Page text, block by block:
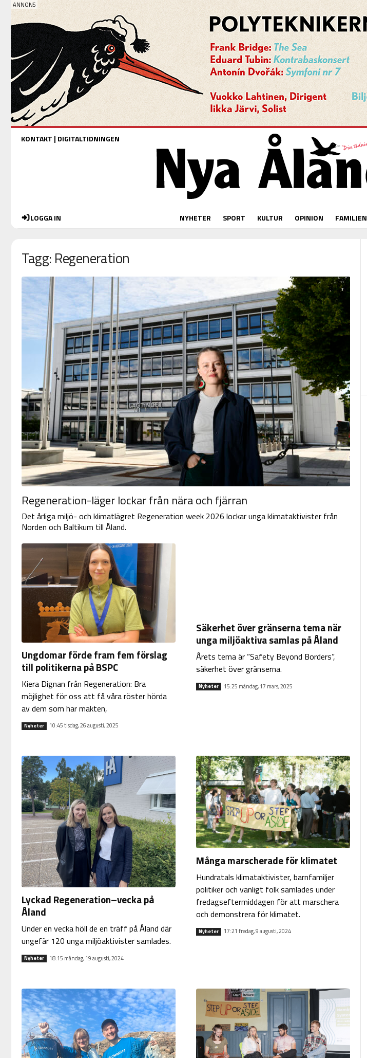
KONTAKT | DIGITALTIDNINGEN
LOGGA IN NYHETER SPORT KULTUR OPINION FAMILJEN
Tagg: Regeneration
Regeneration-läger lockar från nära och fjärran
Det årliga miljö- och klimatlägret Regeneration week 2026 lockar unga klimataktivister från
Norden och Baltikum till Åland.
Ungdomar förde fram fem förslag
till politikerna på BSPC
Kiera Dignan från Regeneration: Bra
möjlighet för oss att få våra röster hörda
av dem som har makten,
Nyheter 10:45 tisdag, 26 augusti, 2025
Säkerhet över gränserna tema när
unga miljöaktiva samlas på Åland
Årets tema är ”Safety Beyond Borders”,
säkerhet över gränserna.
Nyheter 15:25 måndag, 17 mars, 2025
Lyckad Regeneration–vecka på
Åland
Under en vecka höll de en träff på Åland där
ungefär 120 unga miljöaktivister samlades.
Nyheter 18:15 måndag, 19 augusti, 2024
Många marscherade för klimatet
Hundratals klimataktivister, barnfamiljer
politiker och vanligt folk samlades under
fredagseftermiddagen för att marschera
och demonstrera för klimatet.
Nyheter 17:21 fredag, 9 augusti, 2024